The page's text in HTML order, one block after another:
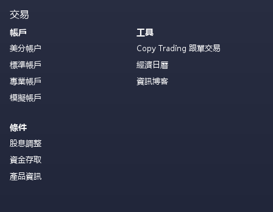
交易
帳戶
美分帳户
標準帳戶
專業帳戶
模擬帳戶
條件
股息調整
資金存取
產品資訊
工具
Copy Trading 跟單交易
經濟日曆
資訊博客